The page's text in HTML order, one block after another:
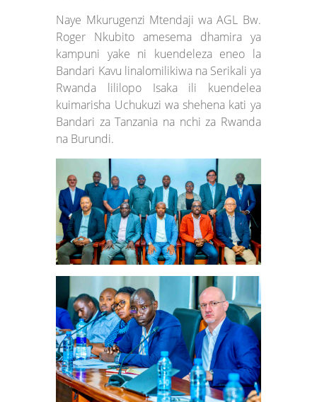
Naye Mkurugenzi Mtendaji wa AGL Bw.
Roger Nkubito amesema dhamira ya
kampuni yake ni kuendeleza eneo la
Bandari Kavu linalomilikiwa na Serikali ya
Rwanda lililopo Isaka ili kuendelea
kuimarisha Uchukuzi wa shehena kati ya
Bandari za Tanzania na nchi za Rwanda
na Burundi.